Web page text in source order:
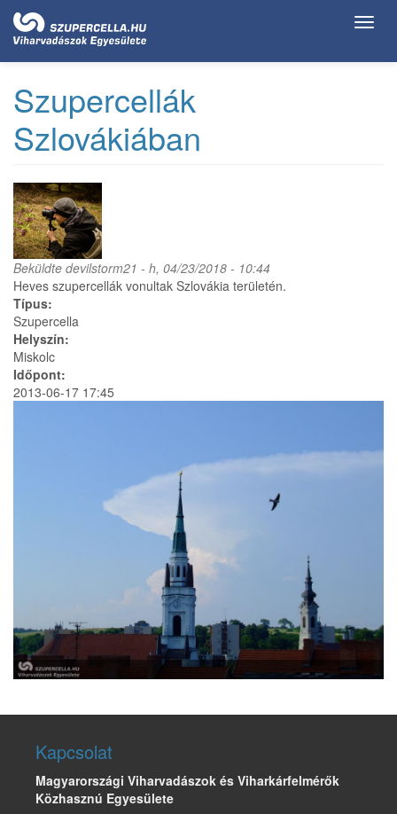
Ugrás
tartalomra
Szupercellák
Szlovákiában
Beküldte devilstorm21 - h, 04/23/2018 - 10:44
Heves szupercellák vonultak Szlovákia területén.
Típus:
Szupercella
Helyszín:
Miskolc
Időpont:
2013-06-17 17:45
Kapcsolat
Magyarországi Viharvadászok és Viharkárfelmérők
Közhasznú Egyesülete